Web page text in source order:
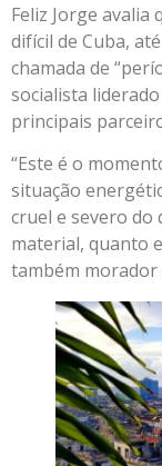
Feliz Jorge
difícil de Cuba,
chamada de
socialista
principais
“Este é o
situação
cruel e severo
material, quanto
também morador